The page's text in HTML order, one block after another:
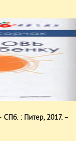
СПб. : Питер, 2017. –